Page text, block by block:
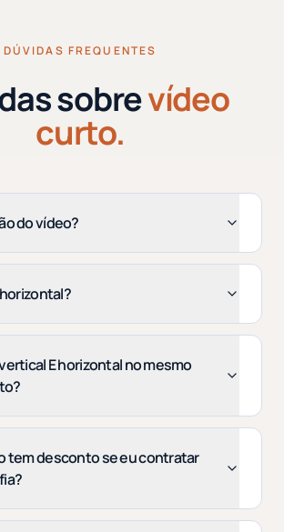
DÚVIDAS FREQUENTES
sobrevídeo
curto.
do vídeo?
E horizontal no mesmo
tem desconto se eu contratar